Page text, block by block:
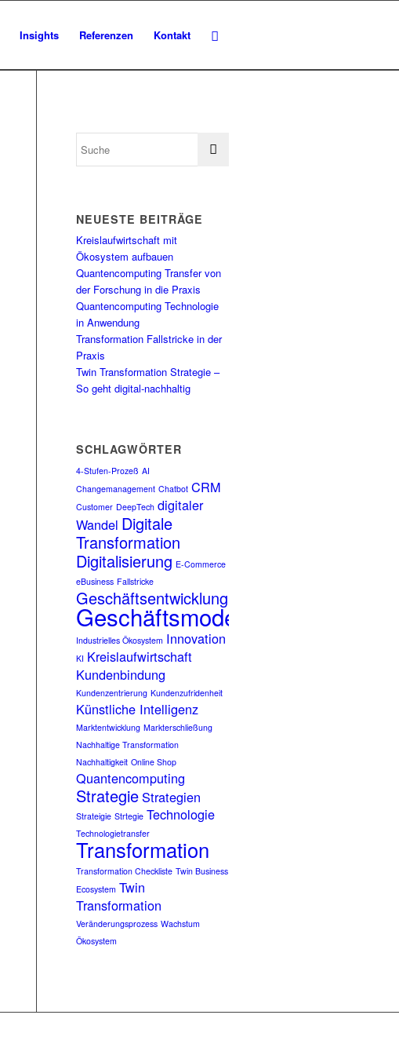
Insights Referenzen Kontakt
NEUESTE BEITRÄGE
Kreislaufwirtschaft mit
Ökosystem aufbauen
Quantencomputing Transfer von
der Forschung in die Praxis
Quantencomputing Technologie
in Anwendung
Transformation Fallstricke in der
Praxis
Twin Transformation Strategie –
So geht digital-nachhaltig
SCHLAGWÖRTER
4-Stufen-Prozeß AI
Changemanagement Chatbot CRM
Customer DeepTech digitaler
Wandel Digitale
Transformation
Digitalisierung E-Commerce
eBusiness Fallstricke
Geschäftsentwicklung
Geschäftsmodell
Industrielles Ökosystem Innovation
KI Kreislaufwirtschaft
Kundenbindung
Kundenzentrierung Kundenzufridenheit
Künstliche Intelligenz
Marktentwicklung Markterschließung
Nachhaltige Transformation
Nachhaltigkeit Online Shop
Quantencomputing
StrategieStrategien
Strateigie Strtegie Technologie
Technologietransfer
Transformation
Transformation Checkliste Twin Business
Ecosystem Twin
Transformation
Veränderungsprozess Wachstum
Ökosystem